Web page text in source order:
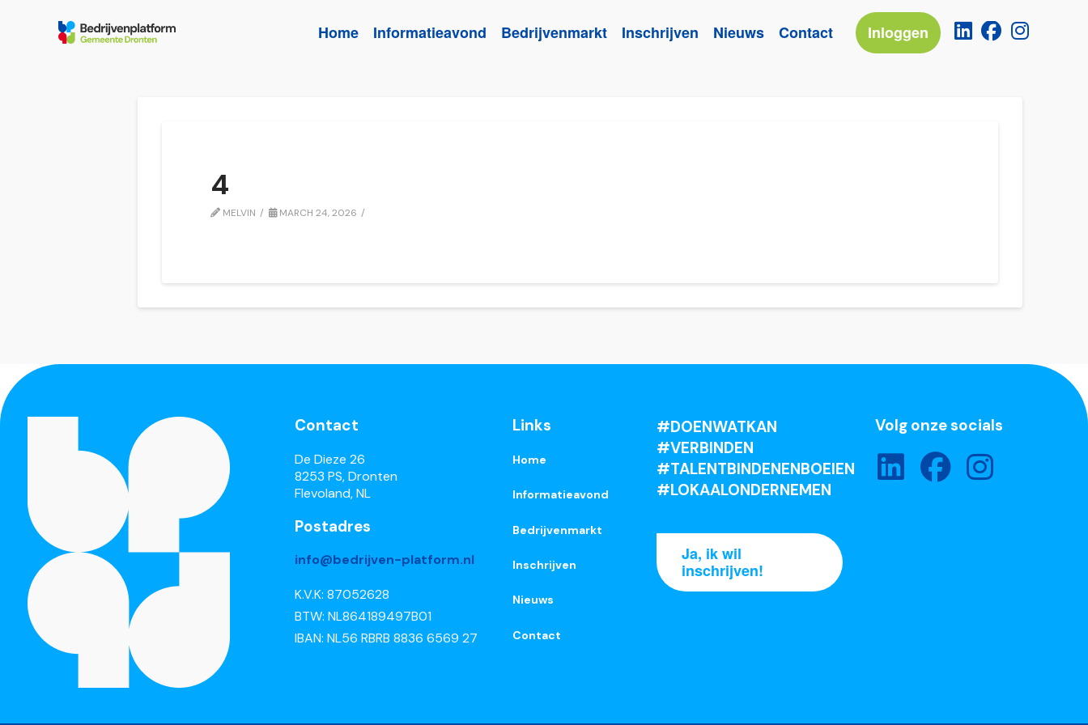
Home Informatieavond Bedrijvenmarkt Inschrijven Nieuws Contact Inloggen
4
MELVIN MARCH 24, 2026
Contact
De Dieze 26
8253 PS, Dronten
Flevoland, NL
Postadres
info@bedrijven-platform.nl
K.V.K: 87052628
BTW: NL864189497B01
IBAN: NL56 RBRB 8836 6569 27
Links
Home
Informatieavond
Bedrijvenmarkt
Inschrijven
Nieuws
Contact
#DOENWATKAN
#VERBINDEN
#TALENTBINDENENBOEIEN
#LOKAALONDERNEMEN
Ja, ik wil
inschrijven!
Volg onze socials